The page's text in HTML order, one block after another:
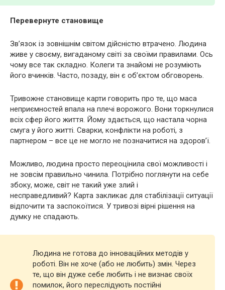
Перевернуте становище
Зв’язок із зовнішнім світом дійсністю втрачено. Людина
живе у своєму, вигаданому світі за своїми правилами. Ось
чому все так складно. Колеги та знайомі не розуміють
його вчинків. Часто, позаду, він є об’єктом обговорень.
Тривожне становище карти говорить про те, що маса
неприємностей впала на плечі ворожого. Вони торкнулися
всіх сфер його життя. Йому здається, що настала чорна
смуга у його житті. Сварки, конфлікти на роботі, з
партнером – все це не могло не позначитися на здоров’ї.
Можливо, людина просто переоцінила свої можливості і
не зовсім правильно чинила. Потрібно поглянути на себе
збоку, може, світ не такий уже злий і
несправедливий? Карта закликає для стабілізації ситуації
відпочити та заспокоїтися. У тривозі вірні рішення на
думку не спадають.
Людина не готова до інноваційних методів у
роботі. Він не хоче (або не любить) змін. Через
те, що він дуже себе любить і не визнає своїх
помилок, його переслідують постійні